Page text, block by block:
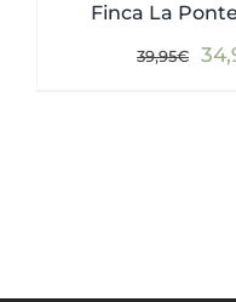
Finca La
39,95€